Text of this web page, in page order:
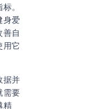
。
身爱
善自
用它
据并
需要
精